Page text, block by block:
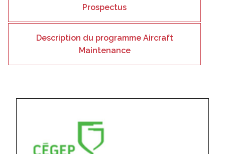
Prospectus
Description du programme Aircraft
Maintenance